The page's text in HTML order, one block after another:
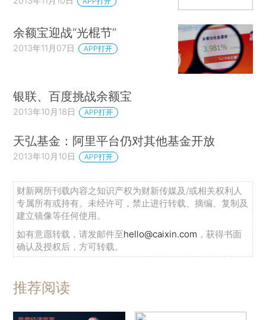
余额宝迎战“光棍节”
2013年11月07日 APP打开
银联、百度挑战余额宝
2013年10月18日 APP打开
天弘基金：阿里平台仍对其他基金开放
2013年10月10日 APP打开
财新网所刊载内容之知识产权为财新传媒及/或相关权利人
专属所有或持有。未经许可，禁止进行转载、摘编、复制及
建立镜像等任何使用。
如有意愿转载，请发邮件至hello@caixin.com ，获得书面
确认及授权后，方可转载。
推荐阅读